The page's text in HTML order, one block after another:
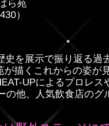
ら苑
）
史を展示で振り返る過
が描くこれからの姿が
UPによるプロレス
の他、人気飲食店のグ